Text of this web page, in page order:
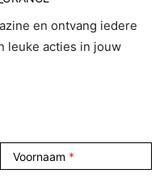
en ontvang iedere
leuke acties in jouw
Voornaam